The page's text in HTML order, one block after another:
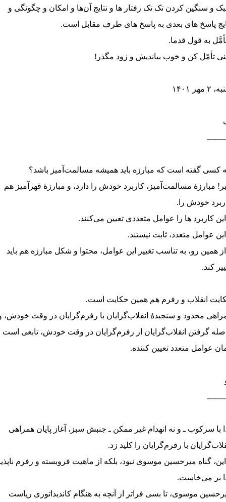
و سنگین کردن تک تک رفتار ها و نتایج آن‌ها و امکان و چگونگی و
پاسخ های بعدی به پاسخ های طرف مقابل است.
به قول قدما.
تأمّل کن و خوب بیاندیش و زود مگذر!
مهر ۱۴۰۱
کسی گفته است که مبارزه باید همیشه مسالمت‌آمیز باشد؟
مبارزهٔ مسالمت‌آمیز، کاربرد خودش را دارد، و مبارزهٔ قهرآمیز هم
خودش را.
کاربرد ها را عوامل متعددی تعیین می‌کنند.
عوامل متعدد، ثابت نیستند.
همین رو، به تناسب تغییر این عوامل، محتوا و شکل مبارزه هم باید
کند.
انقلاب و رفرم هم همین حکایت است.
محدود و سنجیدهٔ انقلاب‌گرایان با رفرم‌گرایان در وقت خودش،
گرفتن انقلاب‌گرایان از رفرم‌گرایان در وقت خودش، تابعی است
عوامل متعدد تعیین کننده.
با سرکوب ـ و نه انهدام غیر ممکن ـ جنبش سبز، آغاز پایان همراهی
با رفرم‌گرایان را کلید زد.
گناه میرحسین موسوی نبود، بلکه از ماهیت فروبسته و رفرم
بر می‌خاست.
موسوی، تا بسی فراتر از آنچه به هنگام کاندیداتوری ریاست